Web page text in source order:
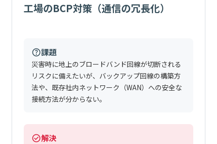
工場のBCP対策（通信の冗長化）
課題
災害時に地上のブロードバンド回線が切断される
リスクに備えたいが、バックアップ回線の構築方
法や、既存社内ネットワーク（WAN）への安全な
接続方法が分からない。
解決